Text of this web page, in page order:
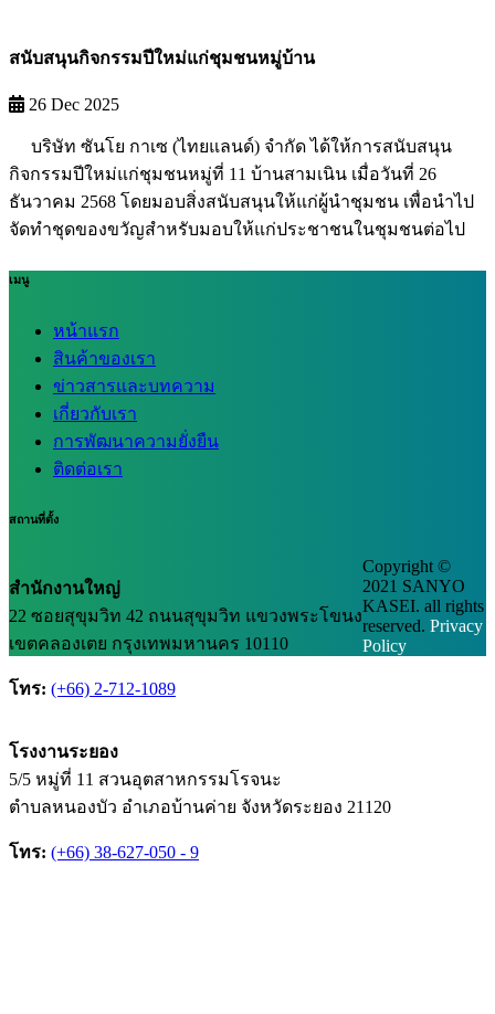
สนับสนุนกิจกรรมปีใหม่แก่ชุมชนหมู่บ้าน
26 Dec 2025
บริษัท ซันโย กาเซ (ไทยแลนด์) จำกัด ได้ให้การสนับสนุน
กิจกรรมปีใหม่แก่ชุมชนหมู่ที่ 11 บ้านสามเนิน เมื่อวันที่ 26
ธันวาคม 2568 โดยมอบสิ่งสนับสนุนให้แก่ผู้นำชุมชน เพื่อนำไป
จัดทำชุดของขวัญสำหรับมอบให้แก่ประชาชนในชุมชนต่อไป
เมนู
หน้าแรก
สินค้าของเรา
ข่าวสารและบทความ
เกี่ยวกับเรา
การพัฒนาความยั่งยืน
ติดต่อเรา
สถานที่ตั้ง
สำนักงานใหญ่
22 ซอยสุขุมวิท 42 ถนนสุขุมวิท แขวงพระโขนง
เขตคลองเตย กรุงเทพมหานคร 10110
โทร: (+66) 2-712-1089
โรงงานระยอง
5/5 หมู่ที่ 11 สวนอุตสาหกรรมโรจนะ
ตำบลหนองบัว อำเภอบ้านค่าย จังหวัดระยอง 21120
โทร: (+66) 38-627-050 - 9
Copyright ©
2021 SANYO
KASEI. all rights
reserved. Privacy
Policy